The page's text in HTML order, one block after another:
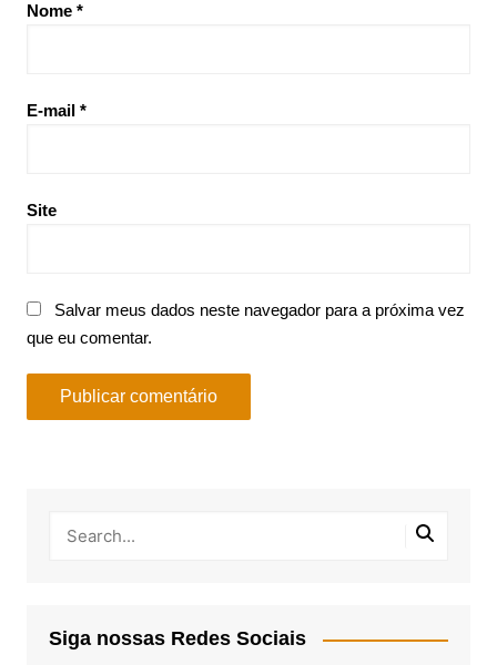
Nome *
E-mail *
Site
Salvar meus dados neste navegador para a próxima vez
que eu comentar.
Siga nossas Redes Sociais